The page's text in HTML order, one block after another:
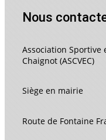
Nous
Association Sportive
Chaignot (ASCVEC)
Siège en mairie
Route de Fontaine